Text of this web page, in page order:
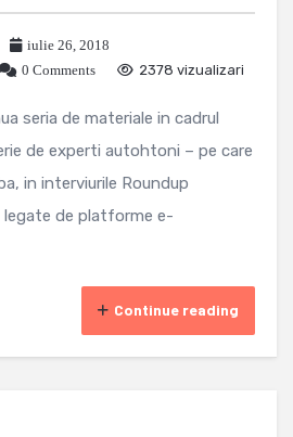
iulie 26, 2018
0 Comments 2378 vizualizari
seria de materiale in cadrul
de experti autohtoni – pe care
in interviurile Roundup
legate de platforme e-
Continue reading